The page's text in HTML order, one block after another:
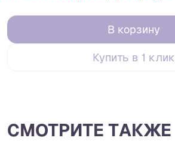
В корзину
Купить в 1 клик
СМОТРИТЕ ТАКЖЕ